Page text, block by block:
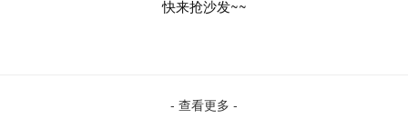
快来抢沙发~~
- 查看更多 -